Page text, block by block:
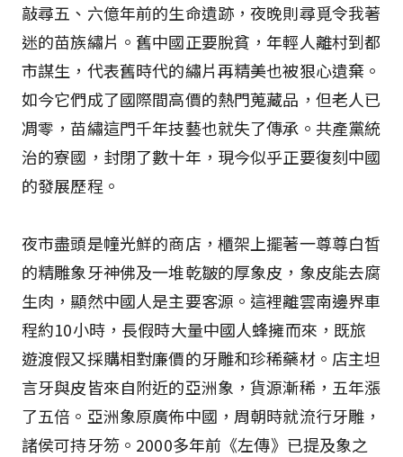
敲尋五、六億年前的生命遺跡，夜晚則尋覓令我著
迷的苗族繡片。舊中國正要脫貧，年輕人離村到都
市謀生，代表舊時代的繡片再精美也被狠心遺棄。
如今它們成了國際間高價的熱門蒐藏品，但老人已
凋零，苗繡這門千年技藝也就失了傳承。共產黨統
治的寮國，封閉了數十年，現今似乎正要復刻中國
的發展歷程。
夜市盡頭是幢光鮮的商店，櫃架上擺著一尊尊白皙
的精雕象牙神佛及一堆乾皺的厚象皮，象皮能去腐
生肉，顯然中國人是主要客源。這裡離雲南邊界車
程約10小時，長假時大量中國人蜂擁而來，既旅
遊渡假又採購相對廉價的牙雕和珍稀藥材。店主坦
言牙與皮皆來自附近的亞洲象，貨源漸稀，五年漲
了五倍。亞洲象原廣佈中國，周朝時就流行牙雕，
諸侯可持牙笏。2000多年前《左傳》已提及象之